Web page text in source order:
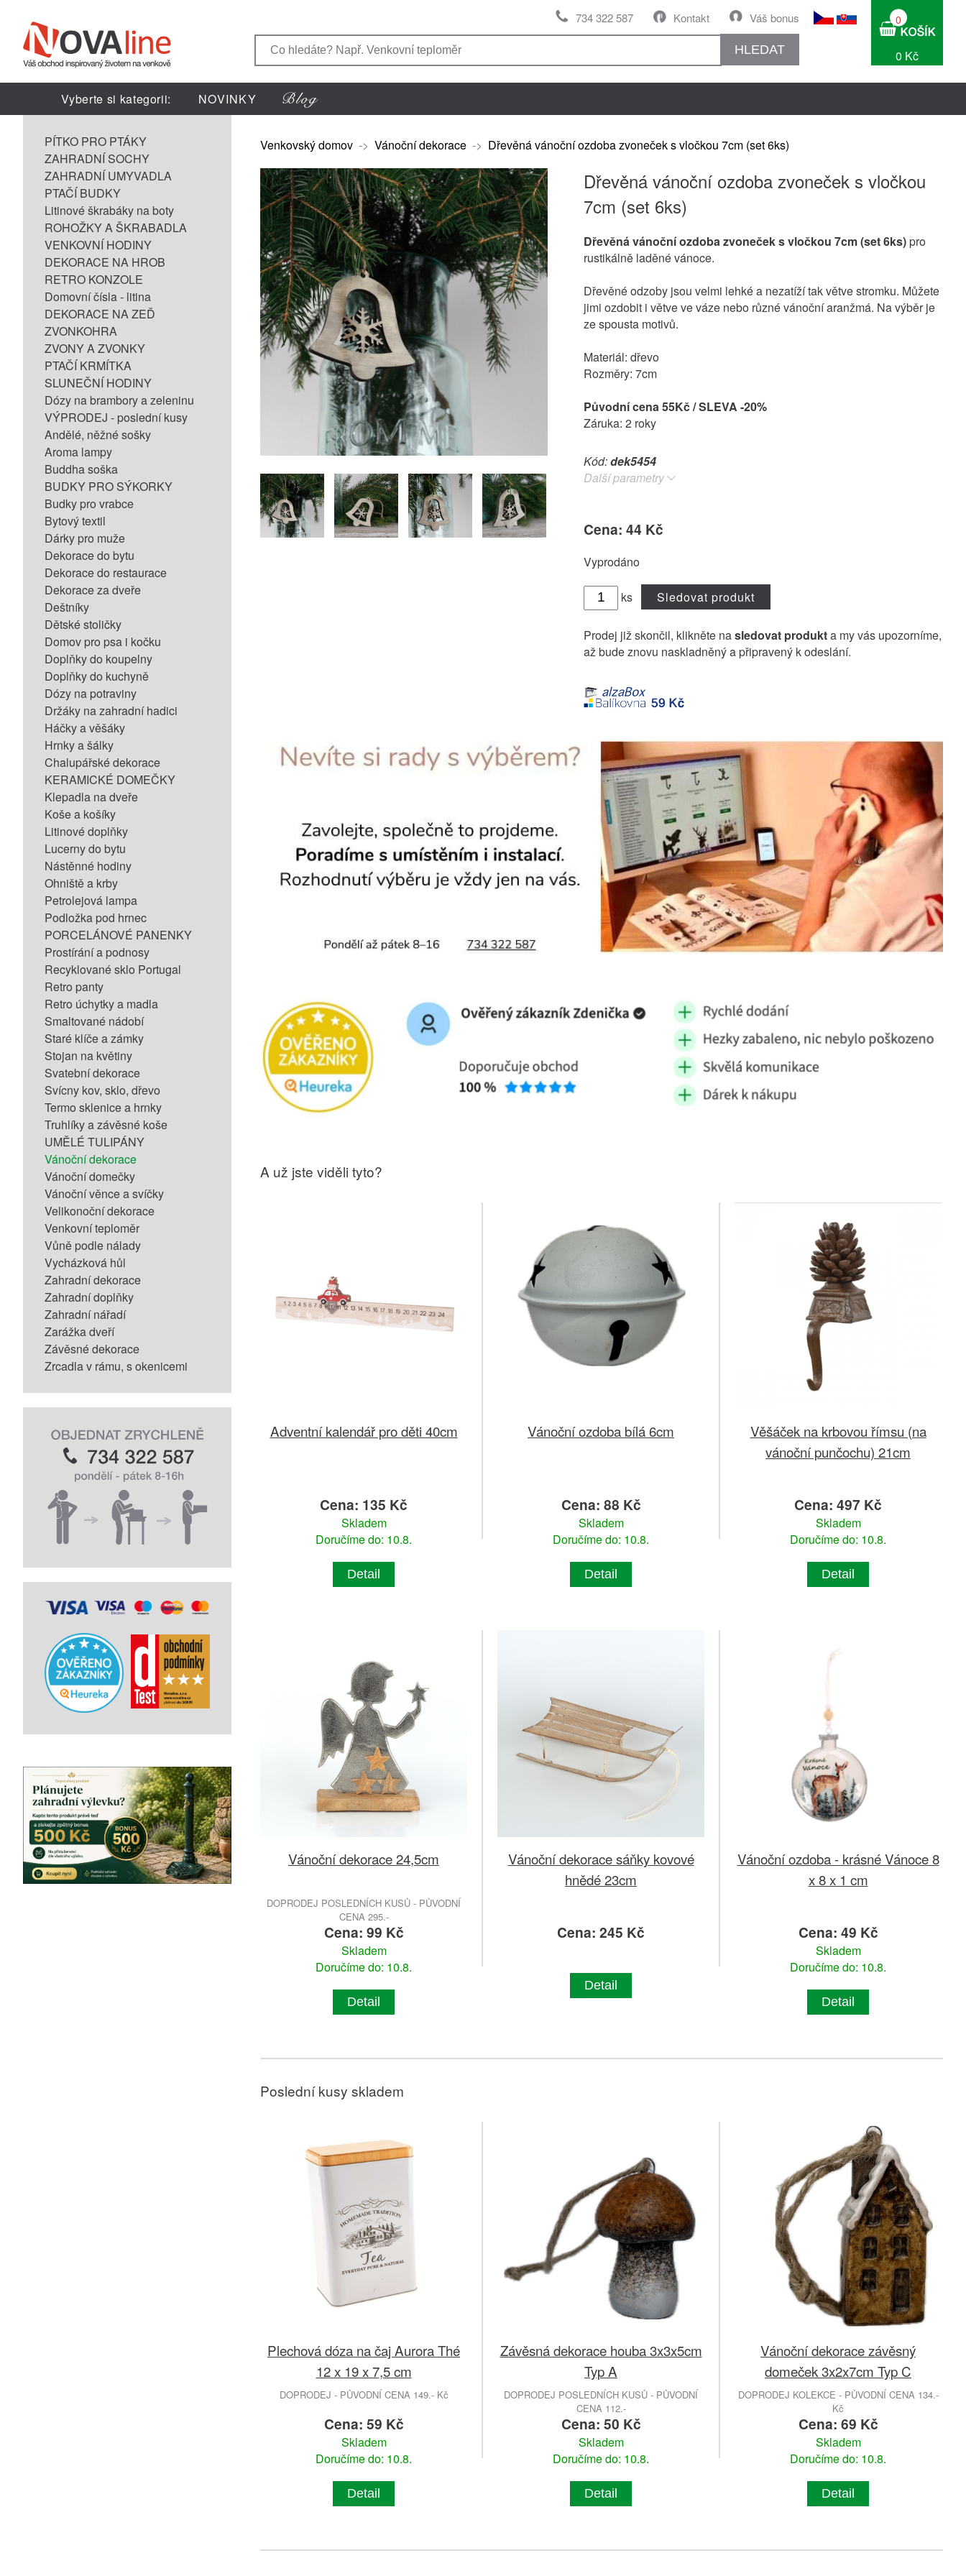
Váš bonus
Kontakt
734 322 587
HLEDAT
0
0 Kč
Vyberte si kategorii: NOVINKY
PÍTKO PRO PTÁKY
ZAHRADNÍ SOCHY
ZAHRADNÍ UMYVADLA
PTAČÍ BUDKY
Litinové škrabáky na boty
ROHOŽKY A ŠKRABADLA
VENKOVNÍ HODINY
DEKORACE NA HROB
RETRO KONZOLE
Domovní čísla - litina
DEKORACE NA ZEĎ
ZVONKOHRA
ZVONY A ZVONKY
PTAČÍ KRMÍTKA
SLUNEČNÍ HODINY
Dózy na brambory a zeleninu
VÝPRODEJ - poslední kusy
Andělé, něžné sošky
Aroma lampy
Buddha soška
BUDKY PRO SÝKORKY
Budky pro vrabce
Bytový textil
Dárky pro muže
Dekorace do bytu
Dekorace do restaurace
Dekorace za dveře
Deštníky
Dětské stoličky
Domov pro psa i kočku
Doplňky do koupelny
Doplňky do kuchyně
Dózy na potraviny
Držáky na zahradní hadici
Háčky a věšáky
Hrnky a šálky
Chalupářské dekorace
KERAMICKÉ DOMEČKY
Klepadla na dveře
Koše a košíky
Litinové doplňky
Lucerny do bytu
Nástěnné hodiny
Ohniště a krby
Petrolejová lampa
Podložka pod hrnec
PORCELÁNOVÉ PANENKY
Prostírání a podnosy
Recyklované sklo Portugal
Retro panty
Retro úchytky a madla
Smaltované nádobí
Staré klíče a zámky
Stojan na květiny
Svatební dekorace
Svícny kov, sklo, dřevo
Termo sklenice a hrnky
Truhlíky a závěsné koše
UMĚLÉ TULIPÁNY
Vánoční dekorace
Vánoční domečky
Vánoční věnce a svíčky
Velikonoční dekorace
Venkovní teploměr
Vůně podle nálady
Vycházková hůl
Zahradní dekorace
Zahradní doplňky
Zahradní nářadí
Zarážka dveří
Závěsné dekorace
Zrcadla v rámu, s okenicemi
Venkovský domov -> Vánoční dekorace -> Dřevěná vánoční ozdoba zvoneček s vločkou 7cm (set 6ks)
Dřevěná vánoční ozdoba zvoneček s vločkou
7cm (set 6ks)
Dřevěná vánoční ozdoba zvoneček s vločkou 7cm (set 6ks)pro
rustikálně laděné vánoce.
Dřevěné odzoby jsou velmi lehké a nezatíží tak větve stromku. Můžete
jimi ozdobit i větve ve váze nebo různé vánoční aranžmá. Na výběr je
ze spousta motivů.
Materiál: dřevo
Rozměry: 7cm
Původní cena 55Kč / SLEVA -20%
Záruka: 2 roky
Kód:dek5454
Další parametry
Cena: 44 Kč
Vyprodáno
ks Sledovat produkt
Prodej již skončil, klikněte nasledovat produkta my vás upozorníme,
až bude znovu naskladněný a připravený k odeslání.
A už jste viděli tyto?
Adventní kalendář pro děti 40cm
Cena: 135 Kč
Skladem
Doručíme do: 10.8.
Detail
Vánoční ozdoba bílá 6cm
Cena: 88 Kč
Skladem
Doručíme do: 10.8.
Detail
Věšáček na krbovou římsu (na
vánoční punčochu) 21cm
Cena: 497 Kč
Skladem
Doručíme do: 10.8.
Detail
Vánoční dekorace 24,5cm
DOPRODEJ POSLEDNÍCH KUSŮ - PŮVODNÍ
CENA 295.-
Cena: 99 Kč
Skladem
Doručíme do: 10.8.
Detail
Vánoční dekorace sáňky kovové
hnědé 23cm
Cena: 245 Kč
Detail
Vánoční ozdoba - krásné Vánoce 8
x 8 x 1 cm
Cena: 49 Kč
Skladem
Doručíme do: 10.8.
Detail
Poslední kusy skladem
Plechová dóza na čaj Aurora Thé
12 x 19 x 7,5 cm
DOPRODEJ - PŮVODNÍ CENA 149.- Kč
Cena: 59 Kč
Skladem
Doručíme do: 10.8.
Detail
Závěsná dekorace houba 3x3x5cm
Typ A
DOPRODEJ POSLEDNÍCH KUSŮ - PŮVODNÍ
CENA 112.-
Cena: 50 Kč
Skladem
Doručíme do: 10.8.
Detail
Vánoční dekorace závěsný
domeček 3x2x7cm Typ C
DOPRODEJ KOLEKCE - PŮVODNÍ CENA 134.-
Kč
Cena: 69 Kč
Skladem
Doručíme do: 10.8.
Detail